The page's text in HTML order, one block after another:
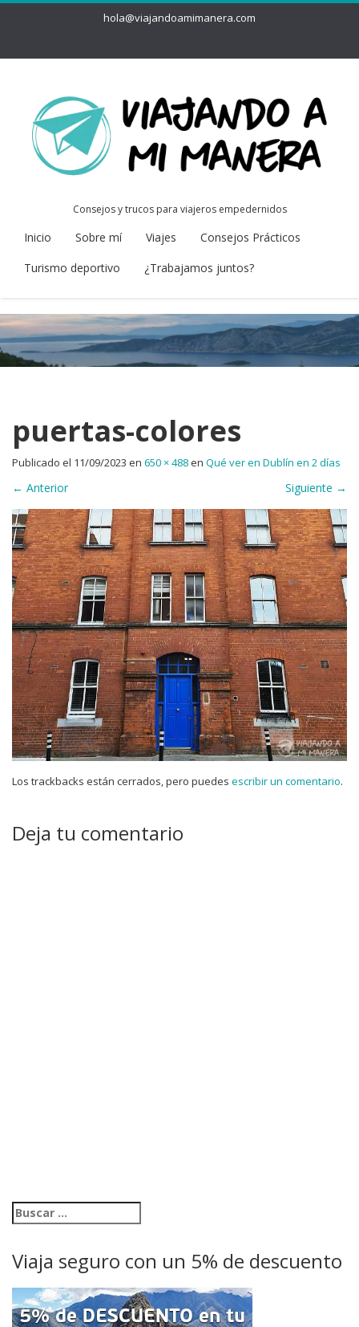
hola@viajandoamimanera.com
Consejos y trucos para viajeros empedernidos
Inicio Sobre mí Viajes
Consejos Prácticos
Turismo deportivo
¿Trabajamos juntos?
puertas-colores
Publicado el 11/09/2023 en 650 × 488en Qué ver en Dublín en 2 días
← Anterior Siguiente →
Los trackbacks están cerrados, pero puedes escribir un comentario.
Deja tu comentario
Viaja seguro con un 5% de descuento